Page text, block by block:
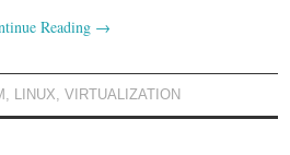
Reading →
, LINUX,VIRTUALIZATION